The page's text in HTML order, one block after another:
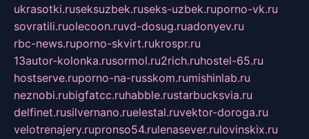
ukrasotki.ruseksuzbek.ruseks-uzbek.ruporno-vk.ru
sovratili.ruolecoon.ruvd-dosug.ruadonyev.ru
rbc-news.ruporno-skvirt.rukrospr.ru
13autor-kolonka.rusormol.ru2rich.ruhostel-65.ru
hostserve.ruporno-na-russkom.rumishinlab.ru
neznobi.rubigfatcc.ruhabble.rustarbucksvia.ru
delfinet.rusilvernano.ruelestal.ruvektor-doroga.ru
velotrenajery.rupronso54.rulenasever.rulovinskix.ru